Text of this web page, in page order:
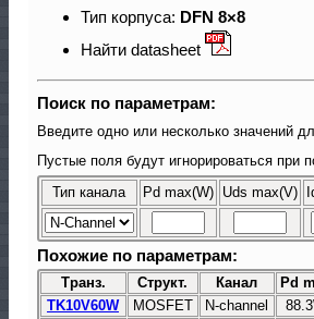
Тип корпуса: DFN 8×8
Найти datasheet
Поиск по параметрам:
Введите одно или несколько значений
Пустые поля будут игнорироваться при
Тип канала Pd max(W) Uds max(V)
Похожие по параметрам:
Транз. Структ. Канал Pd
TK10V60W
MOSFET N-channel